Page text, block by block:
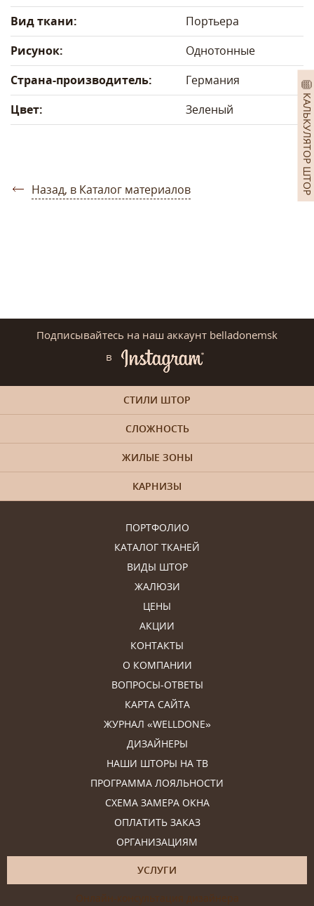
КАЛЬКУЛЯТОР ШТОР
Вид ткани:
Портьера
Рисунок:
Однотонные
Страна-производитель:
Германия
Цвет:
Зеленый
Назад, в Каталог материалов
Подписывайтесь на наш аккаунт belladonemsk
в
ПОРТФОЛИО
КАТАЛОГ ТКАНЕЙ
ВИДЫ ШТОР
ЖАЛЮЗИ
ЦЕНЫ
АКЦИИ
КОНТАКТЫ
О КОМПАНИИ
ВОПРОСЫ-ОТВЕТЫ
КАРТА САЙТА
ЖУРНАЛ «WELLDONE»
ДИЗАЙНЕРЫ
НАШИ ШТОРЫ НА ТВ
ПРОГРАММА ЛОЯЛЬНОСТИ
СХЕМА ЗАМЕРА ОКНА
ОПЛАТИТЬ ЗАКАЗ
ОРГАНИЗАЦИЯМ
УСЛУГИ
Онлайн-консультация дизайнера
СТИЛИ ШТОР
СЛОЖНОСТЬ
ЖИЛЫЕ ЗОНЫ
КАРНИЗЫ